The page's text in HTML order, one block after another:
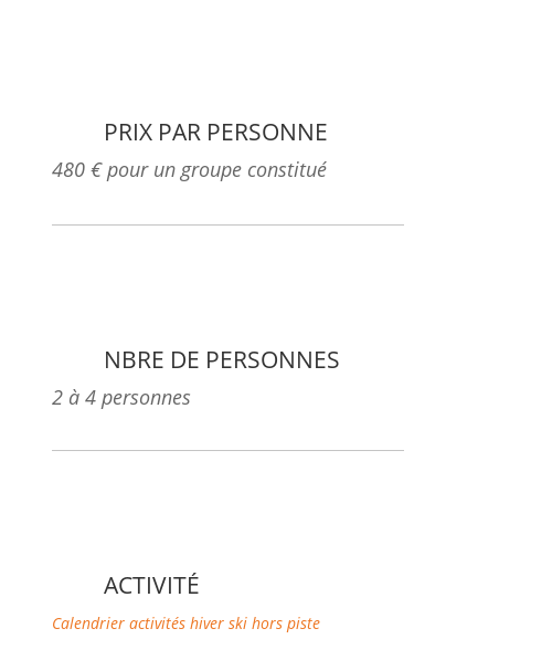
PRIX PAR PERSONNE
480 € pour un groupe constitué
NBRE DE PERSONNES
2 à 4 personnes
ACTIVITÉ
Calendrier activités hiver ski hors piste